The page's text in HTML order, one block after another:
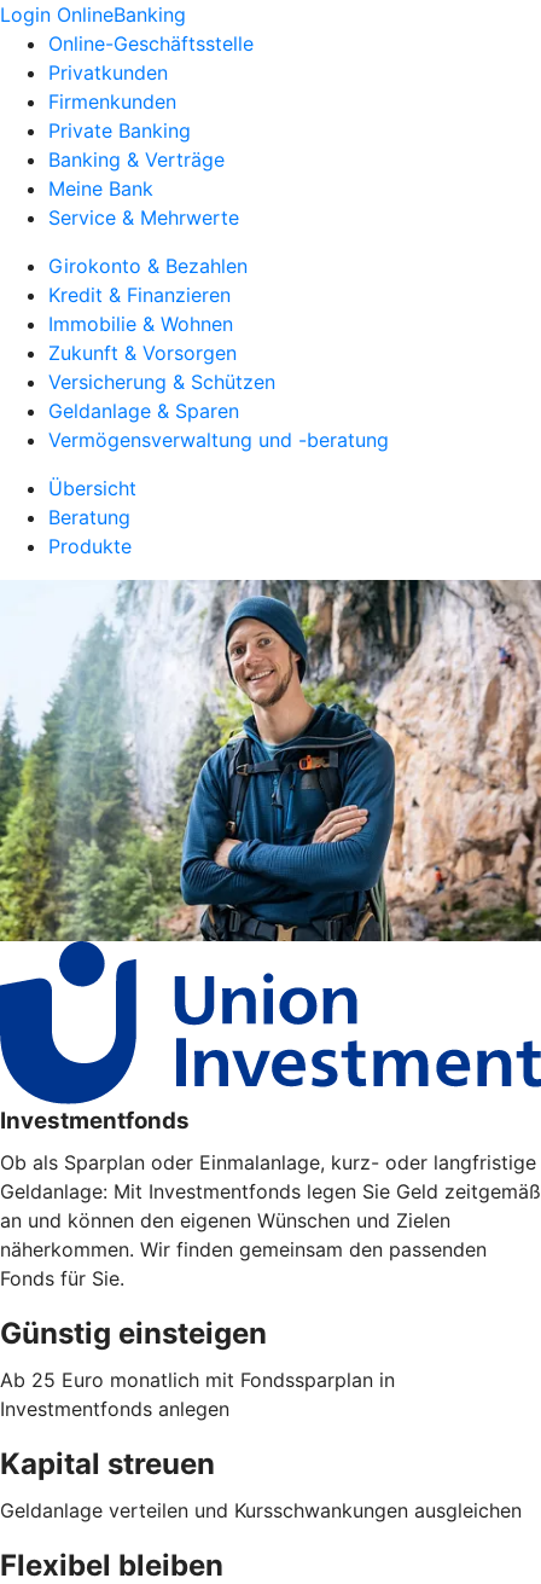
Login OnlineBanking
Online-Geschäftsstelle
Privatkunden
Firmenkunden
Private Banking
Banking & Verträge
Meine Bank
Service & Mehrwerte
Girokonto & Bezahlen
Kredit & Finanzieren
Immobilie & Wohnen
Zukunft & Vorsorgen
Versicherung & Schützen
Geldanlage & Sparen
Vermögensverwaltung und -beratung
Übersicht
Beratung
Produkte
Investmentfonds
Ob als Sparplan oder Einmalanlage, kurz- oder langfristige
Geldanlage: Mit Investmentfonds legen Sie Geld zeitgemäß
an und können den eigenen Wünschen und Zielen
näherkommen. Wir finden gemeinsam den passenden
Fonds für Sie.
Günstig einsteigen
Ab 25 Euro monatlich mit Fondssparplan in
Investmentfonds anlegen
Kapital streuen
Geldanlage verteilen und Kursschwankungen ausgleichen
Flexibel bleiben